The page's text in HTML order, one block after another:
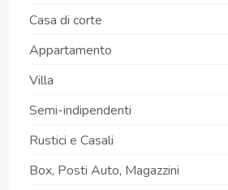
Casa di corte
Appartamento
Villa
Semi-indipendenti
Rustici e Casali
Box, Posti Auto, Magazzini